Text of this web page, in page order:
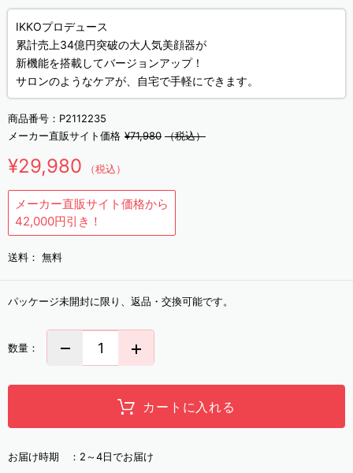
IKKOプロデュース
累計売上34億円突破の大人気美顔器が
新機能を搭載してバージョンアップ！
サロンのようなケアが、自宅で手軽にできます。
商品番号： P2112235
メーカー直販サイト価格 ¥71,980 （税込）
¥29,980 （税込）
メーカー直販サイト価格から
42,000円引き！
送料： 無料
パッケージ未開封に限り、返品・交換可能です。
数量：
カートに入れる
お届け時期 ： 2～4日でお届け